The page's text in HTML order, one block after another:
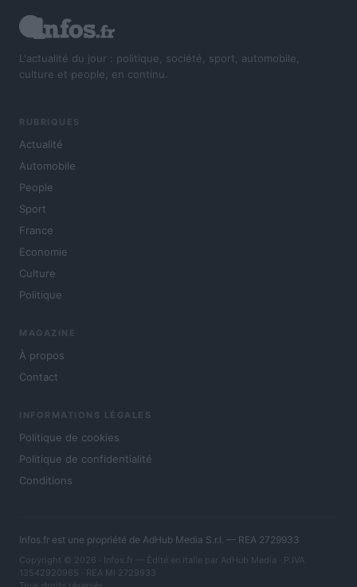
L'actualité du jour : politique, société, sport, automobile,
culture et people, en continu.
RUBRIQUES
Actualité
Automobile
People
Sport
France
Economie
Culture
Politique
MAGAZINE
À propos
Contact
INFORMATIONS LÉGALES
Politique de cookies
Politique de confidentialité
Conditions
Infos.fr est une propriété de AdHub Media S.r.l. — REA 2729933
Copyright © 2026 · Infos.fr — Édité en Italie par AdHub Media · P.IVA
13542920965 · REA MI 2729933